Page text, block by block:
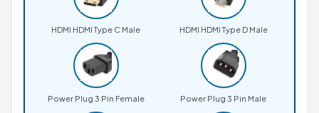
HDMI HDMI Type C Male HDMI HDMI Type D Male
Power Plug 3 Pin Female Power Plug 3 Pin Male